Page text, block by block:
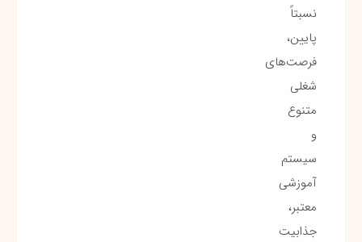
نسبتاً
پایین،
فرصت‌های
شغلی
متنوع
و
سیستم
آموزشی
معتبر،
جذابیت